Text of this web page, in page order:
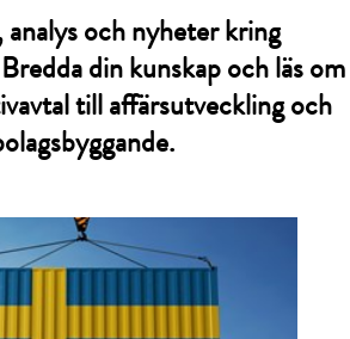
analys och nyheter kring
din kunskap och läs om
till affärsutveckling och